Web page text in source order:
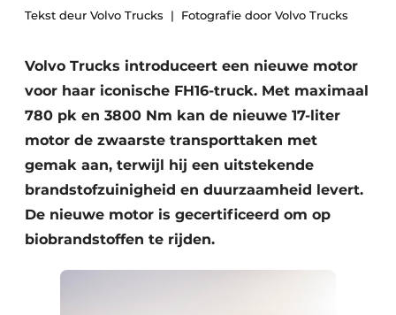
Tekst deur Volvo Trucks
Fotografie door Volvo Trucks
Volvo Trucks introduceert een nieuwe motor
voor haar iconische FH16-truck. Met maximaal
780 pk en 3800 Nm kan de nieuwe 17-liter
motor de zwaarste transporttaken met
gemak aan, terwijl hij een uitstekende
brandstofzuinigheid en duurzaamheid levert.
De nieuwe motor is gecertificeerd om op
biobrandstoffen te rijden.